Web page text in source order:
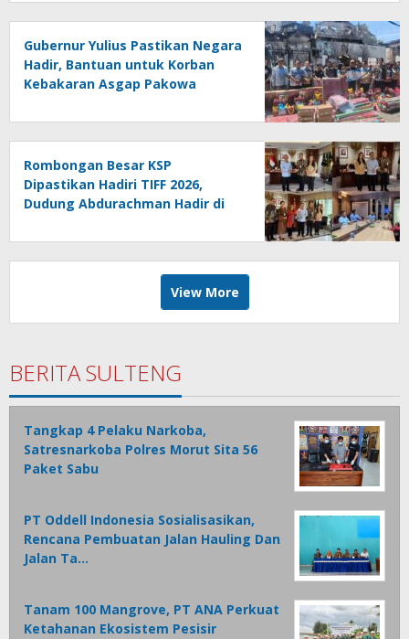
Gubernur Yulius Pastikan Negara
Hadir, Bantuan untuk Korban
Kebakaran Asgap Pakowa
Rombongan Besar KSP
Dipastikan Hadiri TIFF 2026,
Dudung Abdurachman Hadir di
View More
BERITA SULTENG
Tangkap 4 Pelaku Narkoba,
Satresnarkoba Polres Morut Sita 56
Paket Sabu
PT Oddell Indonesia Sosialisasikan,
Rencana Pembuatan Jalan Hauling Dan
Jalan Ta…
Tanam 100 Mangrove, PT ANA Perkuat
Ketahanan Ekosistem Pesisir